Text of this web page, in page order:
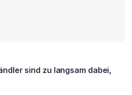
sind zu langsam dabei,